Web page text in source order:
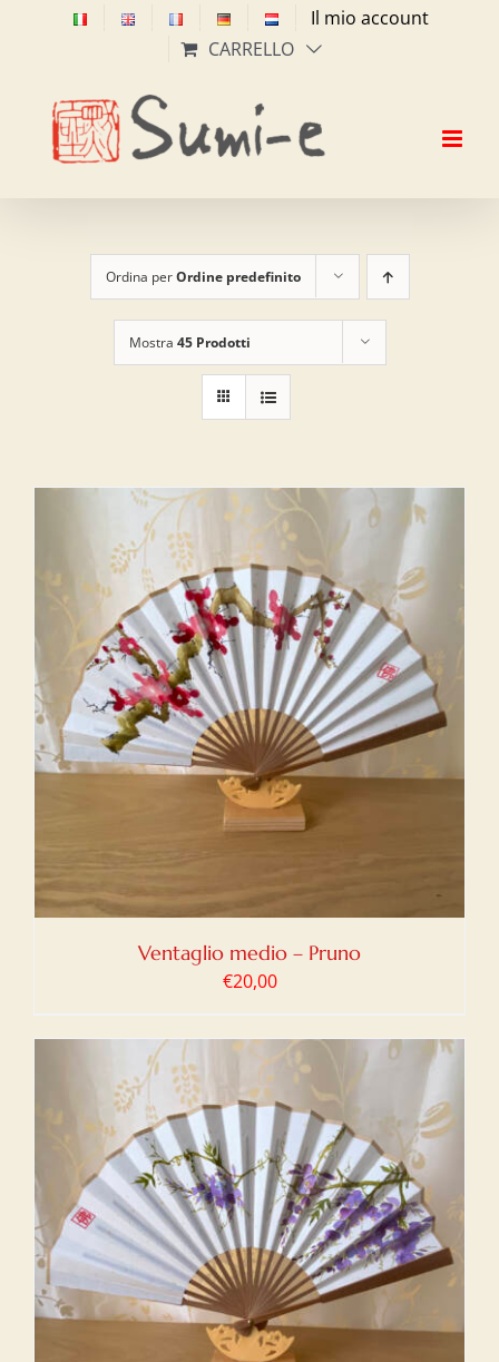
Il mio account
CARRELLO
Ordina perOrdine predefinito
Mostra 45 Prodotti
Ventaglio medio – Pruno
€20,00